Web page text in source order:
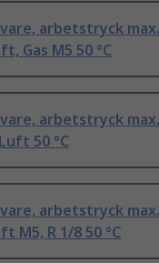
arbetstryck
Gas M5 50 °C
arbetstryck
50 °C
arbetstryck
M5, R 1/8 50 °C